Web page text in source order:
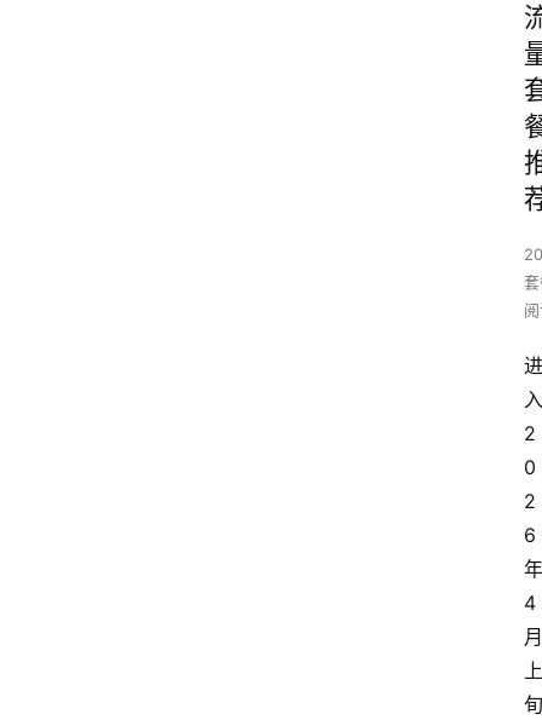
进
入
2
0
2
6
年
4
月
上
旬